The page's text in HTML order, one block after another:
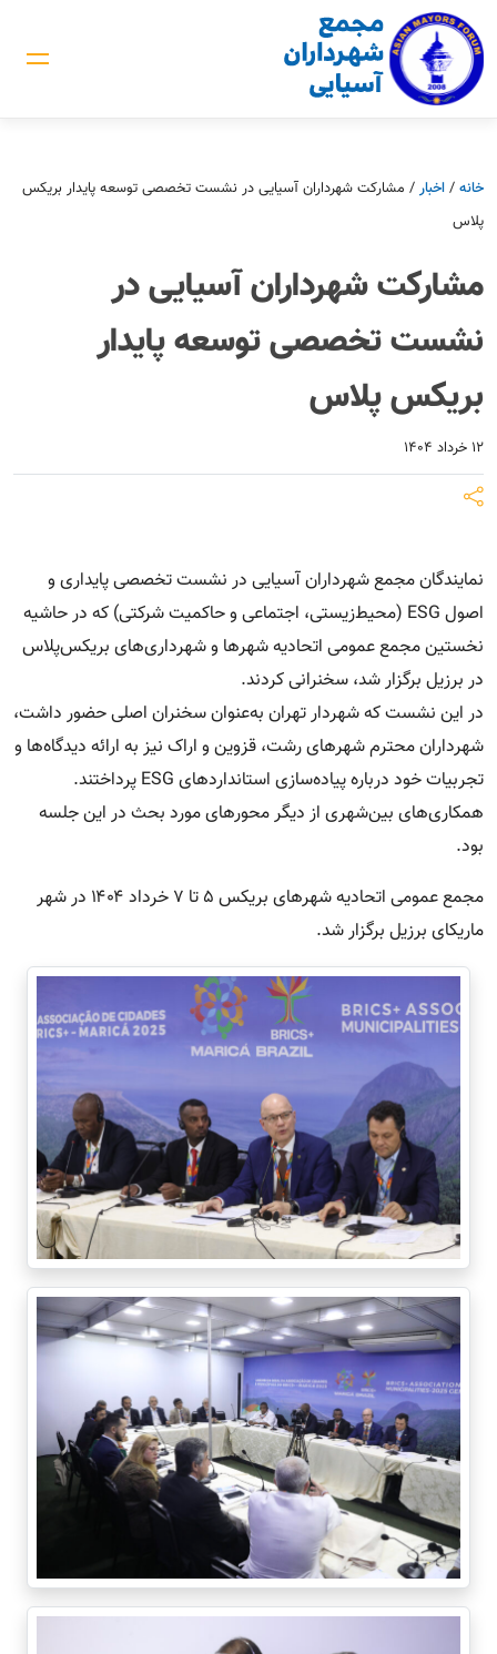
خانه / اخبار / مشارکت شهرداران آسیایی در نشست تخصصی توسعه پایدار بریکس
پلاس
مشارکت شهرداران آسیایی در
نشست تخصصی توسعه پایدار
بریکس پلاس
۱۲ خرداد ۱۴۰۴
نمایندگان مجمع شهرداران آسیایی در نشست تخصصی پایداری و
اصول ESG (محیط‌زیستی، اجتماعی و حاکمیت شرکتی) که در حاشیه
نخستین مجمع عمومی اتحادیه شهرها و شهرداری‌های بریکس‌پلاس
در برزیل برگزار شد، سخنرانی کردند.
در این نشست که‌ شهردار تهران به‌عنوان سخنران اصلی حضور داشت،
شهرداران محترم شهرهای رشت، قزوین و اراک نیز به ارائه دیدگاه‌ها و
تجربیات خود درباره پیاده‌سازی استانداردهای ESG پرداختند.
همکاری‌های بین‌شهری از دیگر محورهای مورد بحث در این جلسه
بود.
مجمع عمومی اتحادیه شهرهای بریکس ۵ تا ۷ خرداد ۱۴۰۴ در شهر
ماریکای برزیل برگزار شد.